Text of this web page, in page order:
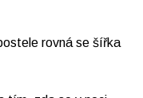
rovná se šířka